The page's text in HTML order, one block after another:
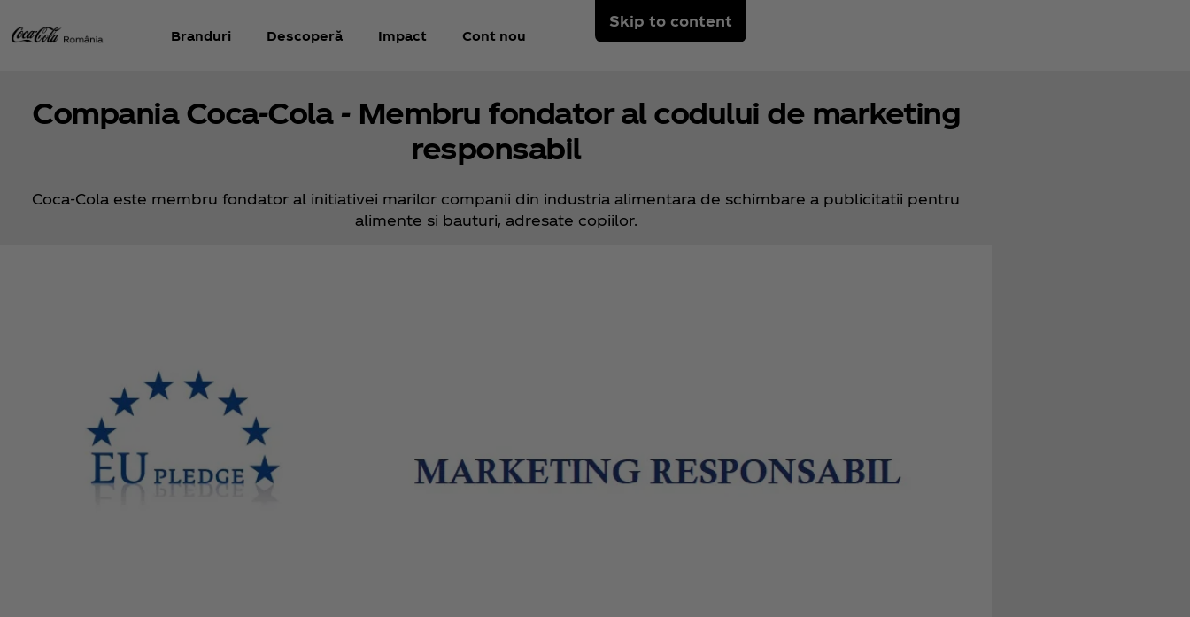
Skip to content
Branduri Descoperă Impact Cont nou
Compania Coca‑Cola - Membru fondator al codului de marketing
responsabil
Coca‑Cola este membru fondator al initiativei marilor companii din industria alimentara de schimbare a publicitatii pentru
alimente si bauturi, adresate copiilor.